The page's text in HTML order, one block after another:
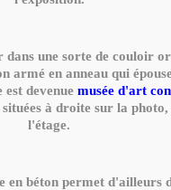
dans une sorte de couloir
armé en anneau qui
devenue musée d'art
à droite sur la photo,
l'étage.
en béton permet d'ailleurs